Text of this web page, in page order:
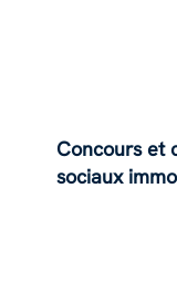
Concours et
sociaux